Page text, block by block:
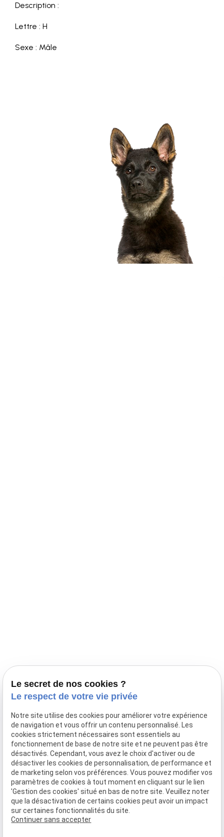
Description :
Lettre : H
Sexe : Mâle
03 28 68 82 00
06 80 84 45 90
Adresse
10, chemin de Cassel
59470 BOLLEZEELE
Horaires
09:00 - 17:00
Lundi - Samedi
Le secret de nos cookies ?
Le respect de votre vie privée
Notre site utilise des cookies pour améliorer votre expérience
de navigation et vous offrir un contenu personnalisé. Les
cookies strictement nécessaires sont essentiels au
fonctionnement de base de notre site et ne peuvent pas être
désactivés. Cependant, vous avez le choix d'activer ou de
désactiver les cookies de personnalisation, de performance et
de marketing selon vos préférences. Vous pouvez modifier vos
paramètres de cookies à tout moment en cliquant sur le lien
'Gestion des cookies' situé en bas de notre site. Veuillez noter
que la désactivation de certains cookies peut avoir un impact
sur certaines fonctionnalités du site.
Continuer sans accepter